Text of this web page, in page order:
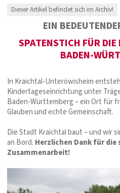
Dieser Artikel befindet sich im Archiv!
EIN
SPATENSTICH FÜR
BADEN-
In Kraichtal-Unteröwisheim
Kindertageseinrichtung unter
Baden-Württemberg – ein Ort für
Glauben und echte Gemeinschaft.
Die Stadt Kraichtal baut – und wir
an Bord. Herzlichen Dank für
Zusammenarbeit!